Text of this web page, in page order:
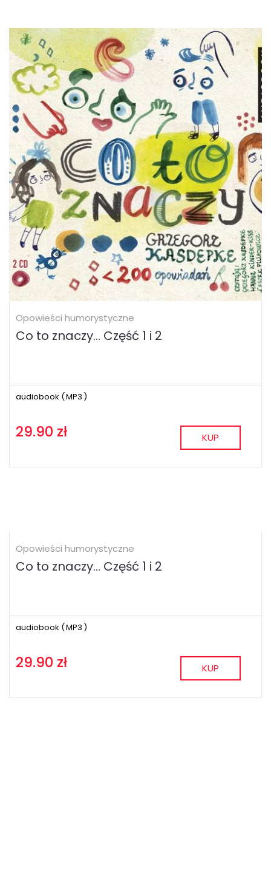
Opowieści humorystyczne
Co to znaczy… Część 1 i 2
audiobook (MP3 )
29.90 zł KUP
Opowieści humorystyczne
Co to znaczy… Część 1 i 2
audiobook (MP3 )
29.90 zł KUP